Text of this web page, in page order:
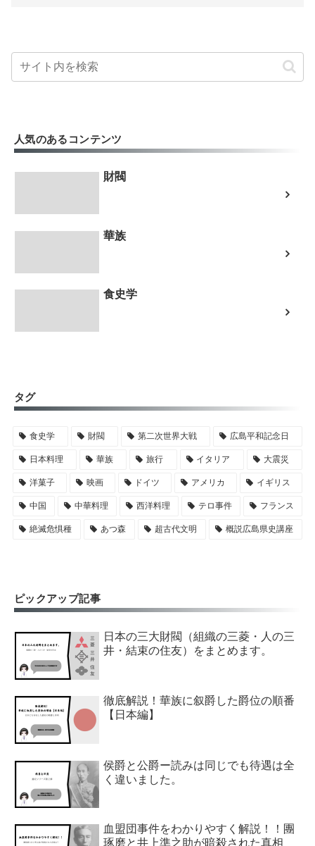
人気のあるコンテンツ
財閥
華族
食史学
タグ
食史学 財閥 第二次世界大戦 広島平和記念日
日本料理 華族 旅行 イタリア 大震災
洋菓子 映画 ドイツ アメリカ イギリス
中国 中華料理 西洋料理 テロ事件 フランス
絶滅危惧種 あつ森 超古代文明 概説広島県史講座
ピックアップ記事
日本の三大財閥（組織の三菱・人の三
井・結束の住友）をまとめます。
徹底解説！華族に叙爵した爵位の順番
【日本編】
侯爵と公爵ー読みは同じでも待遇は全
く違いました。
血盟団事件をわかりやすく解説！！團
琢磨と井上準之助が暗殺された真相